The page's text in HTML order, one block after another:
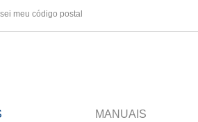
meu código postal
MANUAIS